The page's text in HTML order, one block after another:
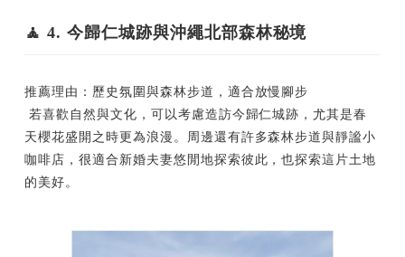
🧘 4. 今歸仁城跡與沖繩北部森林秘境
推薦理由：歷史氛圍與森林步道，適合放慢腳步
若喜歡自然與文化，可以考慮造訪今歸仁城跡，尤其是春
天櫻花盛開之時更為浪漫。周邊還有許多森林步道與靜謐小
咖啡店，很適合新婚夫妻悠閒地探索彼此，也探索這片土地
的美好。